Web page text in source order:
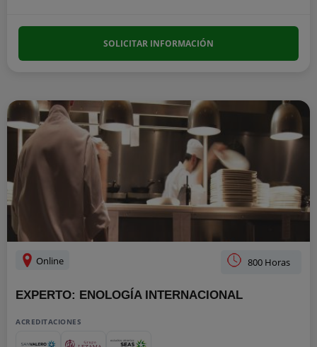
SOLICITAR INFORMACIÓN
Online 800 Horas
EXPERTO: ENOLOGÍA INTERNACIONAL
ACREDITACIONES